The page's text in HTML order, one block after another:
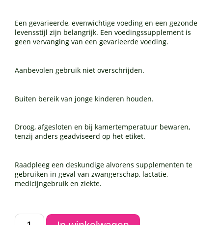
Een gevarieerde, evenwichtige voeding en een gezonde
levensstijl zijn belangrijk. Een voedingssupplement is
geen vervanging van een gevarieerde voeding.
Aanbevolen gebruik niet overschrijden.
Buiten bereik van jonge kinderen houden.
Droog, afgesloten en bij kamertemperatuur bewaren,
tenzij anders geadviseerd op het etiket.
Raadpleeg een deskundige alvorens supplementen te
gebruiken in geval van zwangerschap, lactatie,
medicijngebruik en ziekte.